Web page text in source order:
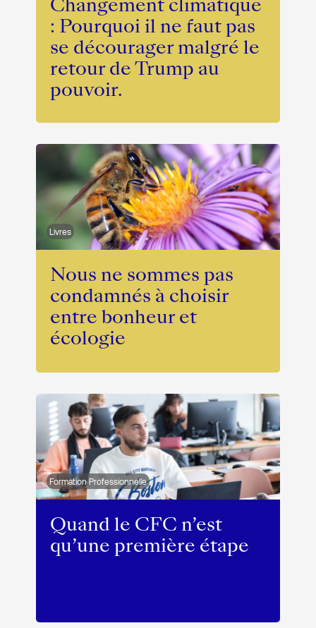
: Pourquoi il ne faut pas
se décourager malgré le
retour de Trump au
pouvoir.
Livres
Nous ne sommes pas
condamnés à choisir
entre bonheur et
écologie
Formation Professionnelle
Quand le CFC n’est
qu’une première étape